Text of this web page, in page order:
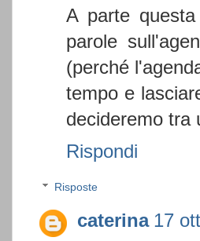
A parte
parole
(perché
tempo e
decideremo tra
Rispondi
Risposte
caterina 17